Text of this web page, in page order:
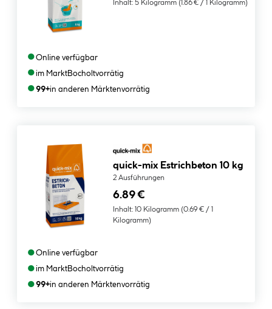
Inhalt: 5 Kilogramm (1.86 € / 1 Kilogramm)
●Online verfügbar
●im MarktBocholtvorrätig
●99+in anderen Märktenvorrätig
quick-mix Estrichbeton 10 kg
2 Ausführungen
6.89 €
Inhalt: 10 Kilogramm (0.69 € / 1
Kilogramm)
●Online verfügbar
●im MarktBocholtvorrätig
●99+in anderen Märktenvorrätig